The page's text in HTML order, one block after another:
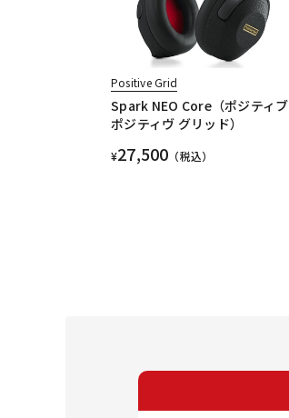
Positive Grid
Spark NEO Core（ポジティブ
ポジティヴ グリッド）
¥27,500 （税込）